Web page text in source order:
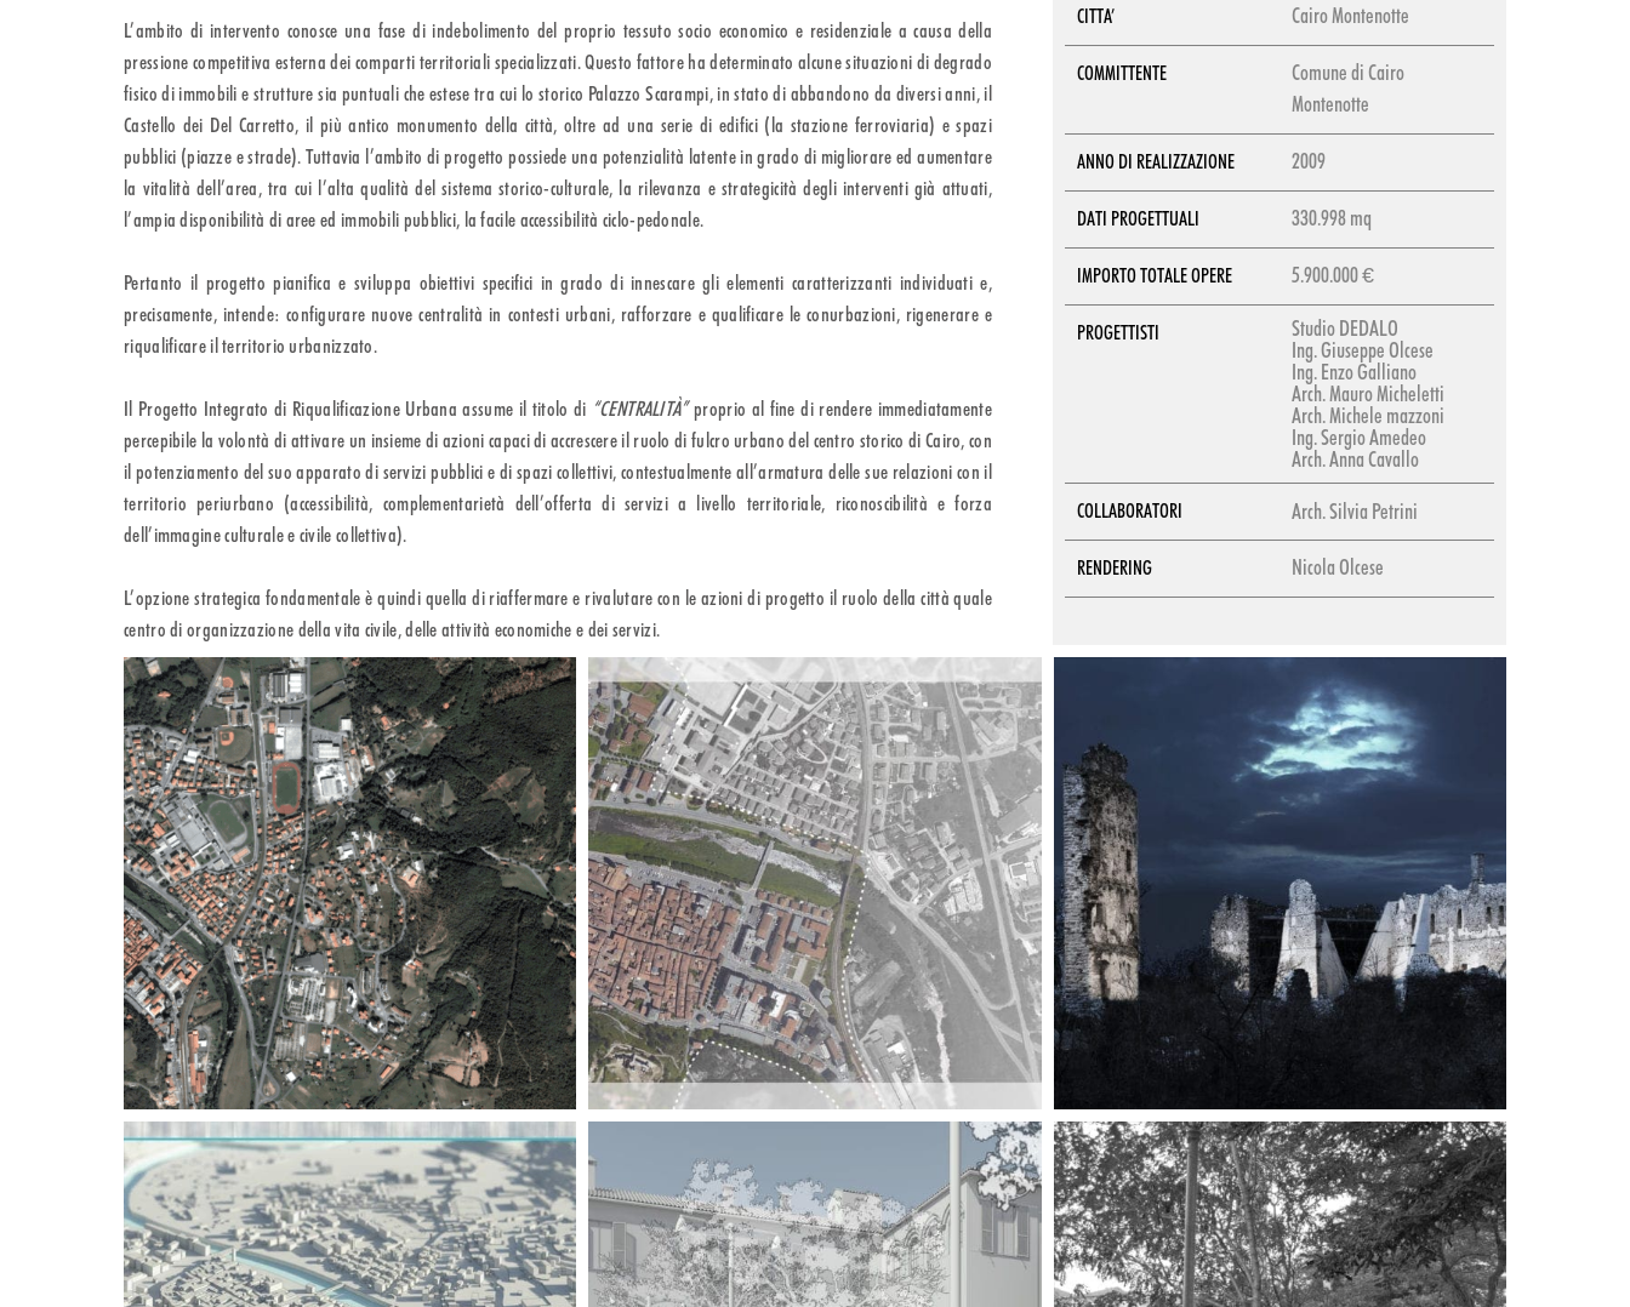
L’ambito di intervento conosce una fase di indebolimento del proprio tessuto socio economico e residenziale a causa della
pressione competitiva esterna dei comparti territoriali specializzati. Questo fattore ha determinato alcune situazioni di degrado
fisico di immobili e strutture sia puntuali che estese tra cui lo storico Palazzo Scarampi, in stato di abbandono da diversi anni, il
Castello dei Del Carretto, il più antico monumento della città, oltre ad una serie di edifici (la stazione ferroviaria) e spazi
pubblici (piazze e strade). Tuttavia l’ambito di progetto possiede una potenzialità latente in grado di migliorare ed aumentare
la vitalità dell’area, tra cui l’alta qualità del sistema storico-culturale, la rilevanza e strategicità degli interventi già attuati,
l’ampia disponibilità di aree ed immobili pubblici, la facile accessibilità ciclo-pedonale.
Pertanto il progetto pianifica e sviluppa obiettivi specifici in grado di innescare gli elementi caratterizzanti individuati e,
precisamente, intende: configurare nuove centralità in contesti urbani, rafforzare e qualificare le conurbazioni, rigenerare e
riqualificare il territorio urbanizzato.
Il Progetto Integrato di Riqualificazione Urbana assume il titolo di “CENTRALITÀ”proprio al fine di rendere immediatamente
percepibile la volontà di attivare un insieme di azioni capaci di accrescere il ruolo di fulcro urbano del centro storico di Cairo, con
il potenziamento del suo apparato di servizi pubblici e di spazi collettivi, contestualmente all’armatura delle sue relazioni con il
territorio periurbano (accessibilità, complementarietà dell’offerta di servizi a livello territoriale, riconoscibilità e forza
dell’immagine culturale e civile collettiva).
L’opzione strategica fondamentale è quindi quella di riaffermare e rivalutare con le azioni di progetto il ruolo della città quale
centro di organizzazione della vita civile, delle attività economiche e dei servizi.
CITTA’ Cairo Montenotte
COMMITTENTE
Comune di Cairo
Montenotte
ANNO DI REALIZZAZIONE 2009
DATI PROGETTUALI 330.998 mq
IMPORTO TOTALE OPERE 5.900.000 €
PROGETTISTI
Studio DEDALO
Ing. Giuseppe Olcese
Ing. Enzo Galliano
Arch. Mauro Micheletti
Arch. Michele mazzoni
Ing. Sergio Amedeo
Arch. Anna Cavallo
COLLABORATORI Arch. Silvia Petrini
RENDERING Nicola Olcese